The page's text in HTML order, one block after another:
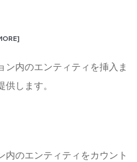
内のエンティティを挿入ま
します。
内のエンティティをカウント